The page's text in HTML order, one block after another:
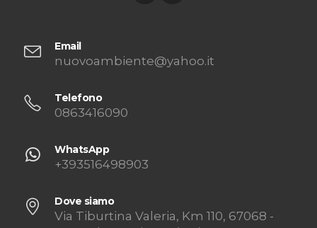
Email
nuovoambiente@yahoo.it
Telefono
0863416090
WhatsApp
+393516498903
Dove siamo
Via Tiburtina Valeria, Km 110, 67068 -